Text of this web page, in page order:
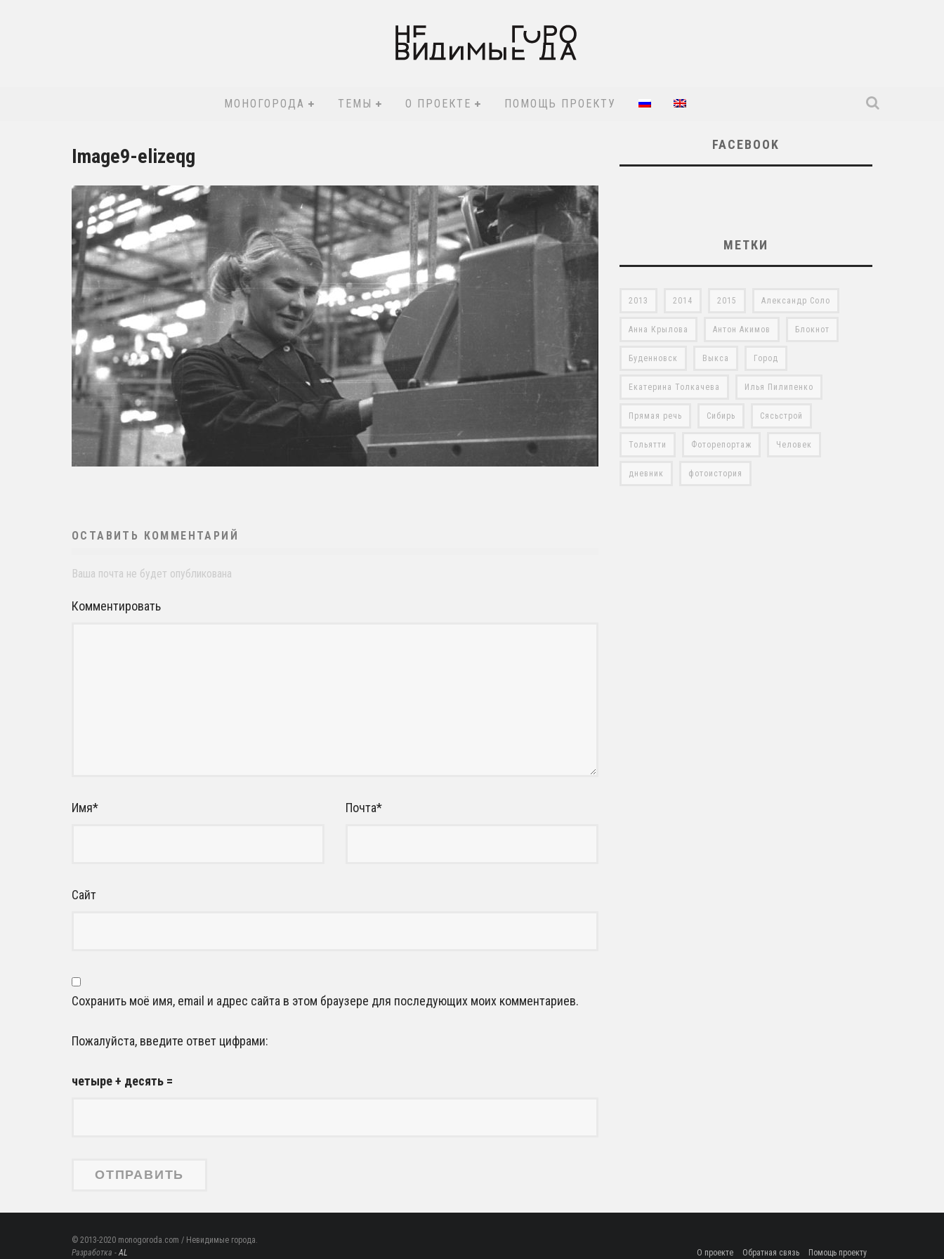
МОНОГОРОДА ТЕМЫ О ПРОЕКТЕ ПОМОЩЬ ПРОЕКТУ
Image9-elizeqg
ОСТАВИТЬ КОММЕНТАРИЙ
Ваша почта не будет опубликована
Комментировать
Имя* Почта*
Сайт
Сохранить моё имя, email и адрес сайта в этом браузере для последующих моих комментариев.
Пожалуйста, введите ответ цифрами:
четыре + десять =
FACEBOOK
МЕТКИ
2013 2014 2015 Александр Соло
Анна Крылова Антон Акимов Блокнот
Буденновск Выкса Город
Екатерина Толкачева Илья Пилипенко
Прямая речь Сибирь Сясьстрой
Тольятти Фоторепортаж Человек
дневник фотоистория
© 2013-2020 monogoroda.com / Невидимые города.
Разработка -AL О проекте Обратная связь Помощь проекту